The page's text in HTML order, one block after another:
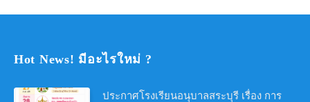
Hot News! มีอะไรใหม่ ?
ประกาศโรงเรียนอนุบาลสระบุรี เรื่อง การ